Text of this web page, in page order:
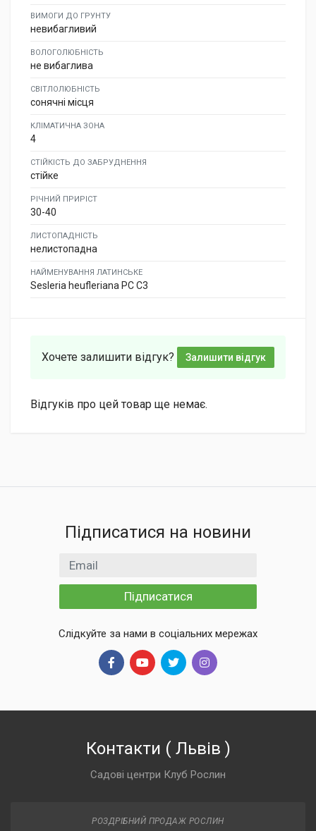
ВИМОГИ ДО ГРУНТУ
невибагливий
ВОЛОГОЛЮБНІСТЬ
не вибаглива
СВІТЛОЛЮБНІСТЬ
сонячні місця
КЛІМАТИЧНА ЗОНА
4
СТІЙКІСТЬ ДО ЗАБРУДНЕННЯ
стійке
РІЧНИЙ ПРИРІСТ
30-40
ЛИСТОПАДНІСТЬ
нелистопадна
НАЙМЕНУВАННЯ ЛАТИНСЬКЕ
Sesleria heufleriana PC C3
Хочете залишити відгук? Залишити відгук
Відгуків про цей товар ще немає.
Підписатися на новини
Email
Підписатися
Слідкуйте за нами в соціальних мережах
Контакти ( Львів )
Садові центри Клуб Рослин
РОЗДРІБНИЙ ПРОДАЖ РОСЛИН